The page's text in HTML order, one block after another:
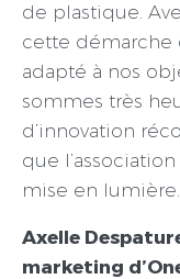
de plastique.
cette démarche
adapté à nos
sommes très
d’innovation
que
mise en lumière.
Axelle
marketing